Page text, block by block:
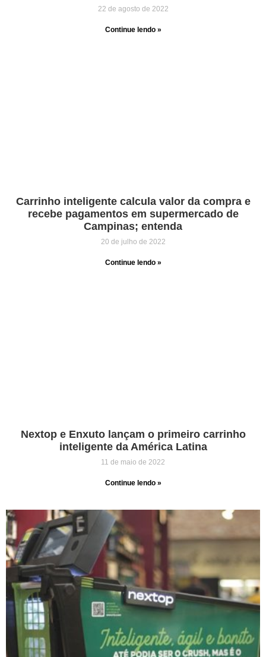
22 de agosto de 2022
Continue lendo »
Carrinho inteligente calcula valor da compra e
recebe pagamentos em supermercado de
Campinas; entenda
20 de julho de 2022
Continue lendo »
Nextop e Enxuto lançam o primeiro carrinho
inteligente da América Latina
11 de maio de 2022
Continue lendo »